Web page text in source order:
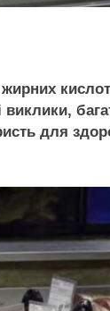
виклики,
для